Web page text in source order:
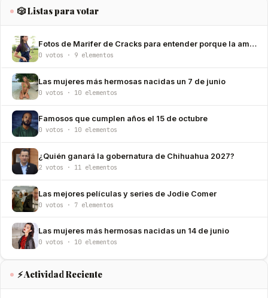
🎲 Listas para votar
Fotos de Marifer de Cracks para entender porque la amamos
0 votos · 9 elementos
Las mujeres más hermosas nacidas un 7 de junio
0 votos · 10 elementos
Famosos que cumplen años el 15 de octubre
0 votos · 10 elementos
¿Quién ganará la gobernatura de Chihuahua 2027?
2 votos · 11 elementos
Las mejores películas y series de Jodie Comer
0 votos · 7 elementos
Las mujeres más hermosas nacidas un 14 de junio
0 votos · 10 elementos
⚡ Actividad Reciente